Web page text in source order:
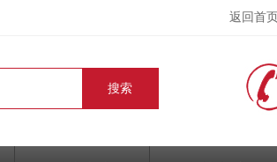
返回首页